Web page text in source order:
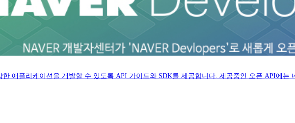
애플리케이션을 개발할 수 있도록 API 가이드와 SDK를 제공합니다. 제공중인 오픈 API에